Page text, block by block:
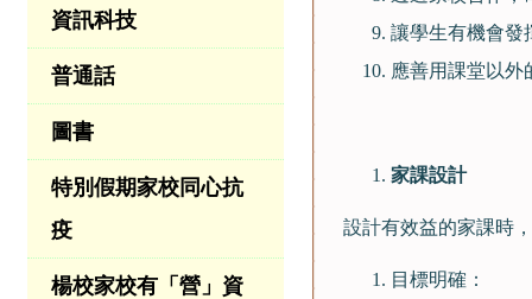
資訊科技
普通話
圖書
特別假期家校同心抗
疫
楊校家校有「營」資
讓學生有機會發
應善用課堂以外
家課設計
設計有效益的家課時
目標明確：